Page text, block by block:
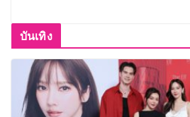
บันเทิง